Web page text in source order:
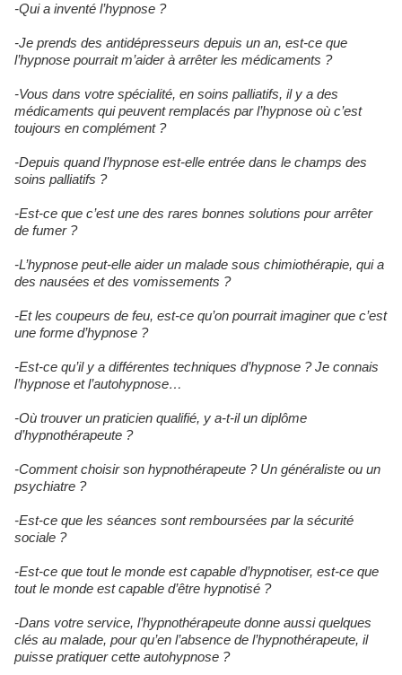
-Qui a inventé l’hypnose ?
-Je prends des antidépresseurs depuis un an, est-ce que
l’hypnose pourrait m’aider à arrêter les médicaments ?
-Vous dans votre spécialité, en soins palliatifs, il y a des
médicaments qui peuvent remplacés par l’hypnose où c’est
toujours en complément ?
-Depuis quand l’hypnose est-elle entrée dans le champs des
soins palliatifs ?
-Est-ce que c’est une des rares bonnes solutions pour arrêter
de fumer ?
-L’hypnose peut-elle aider un malade sous chimiothérapie, qui a
des nausées et des vomissements ?
-Et les coupeurs de feu, est-ce qu’on pourrait imaginer que c’est
une forme d’hypnose ?
-Est-ce qu’il y a différentes techniques d’hypnose ? Je connais
l’hypnose et l’autohypnose…
-Où trouver un praticien qualifié, y a-t-il un diplôme
d’hypnothérapeute ?
-Comment choisir son hypnothérapeute ? Un généraliste ou un
psychiatre ?
-Est-ce que les séances sont remboursées par la sécurité
sociale ?
-Est-ce que tout le monde est capable d’hypnotiser, est-ce que
tout le monde est capable d’être hypnotisé ?
-Dans votre service, l’hypnothérapeute donne aussi quelques
clés au malade, pour qu’en l’absence de l’hypnothérapeute, il
puisse pratiquer cette autohypnose ?